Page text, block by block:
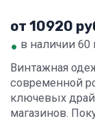
от 10920
• в наличии
Винтажная
современной
ключевых
магазинов.